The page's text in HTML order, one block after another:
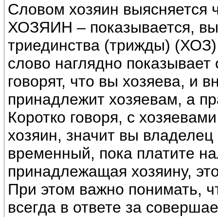
Словом хозяин
ХОЗЯИН – показывается,
триединства (трижды)
слово наглядно
говорят, что вы хозяева, и
принадлежит хозяевам, а
Коротко говоря, с
хозяин, значит вы
временный, пока платите
принадлежащая хозяину,
При этом важно понимать,
всегда в ответе за